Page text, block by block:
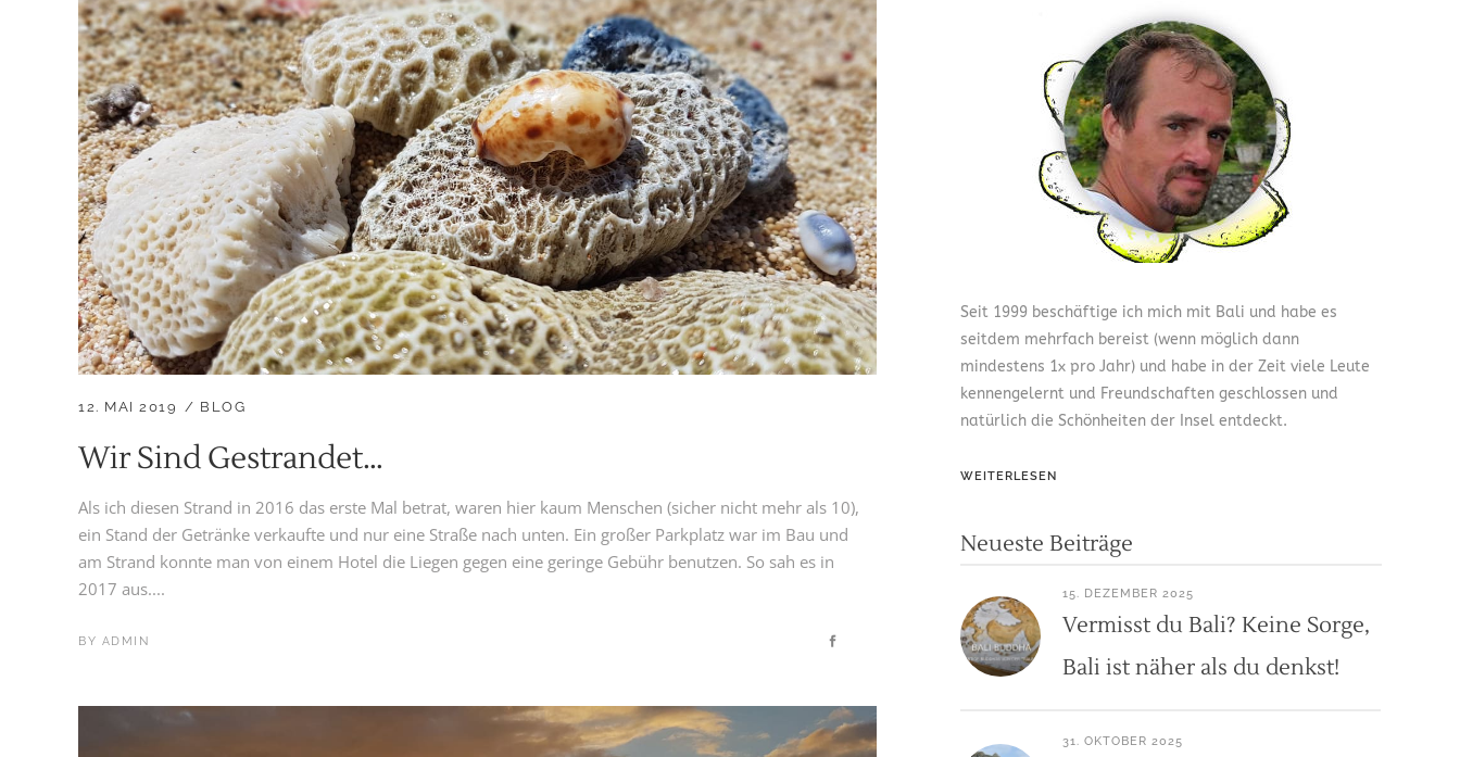
12. MAI 2019 BLOG
Wir Sind Gestrandet…
Als ich diesen Strand in 2016 das erste Mal betrat, waren hier kaum Menschen (sicher nicht mehr als 10),
ein Stand der Getränke verkaufte und nur eine Straße nach unten. Ein großer Parkplatz war im Bau und
am Strand konnte man von einem Hotel die Liegen gegen eine geringe Gebühr benutzen. So sah es in
2017 aus....
BY ADMIN
Seit 1999 beschäftige ich mich mit Bali und habe es
seitdem mehrfach bereist (wenn möglich dann
mindestens 1x pro Jahr) und habe in der Zeit viele Leute
kennengelernt und Freundschaften geschlossen und
natürlich die Schönheiten der Insel entdeckt.
WEITERLESEN
Neueste Beiträge
15. DEZEMBER 2025
Vermisst du Bali? Keine Sorge,
Bali ist näher als du denkst!
31. OKTOBER 2025